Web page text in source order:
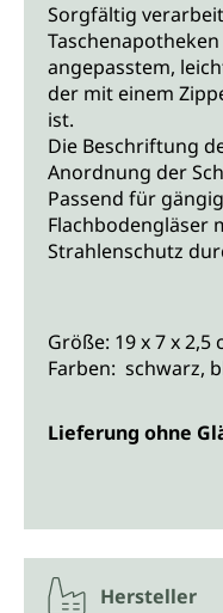
Sorgfältig
angepasstem,
der mit einem
ist.
Die Beschriftung
Anordnung der
Passend für
Flachbodengläser
Strahlenschutz
Größe: 19 x 7 x 2,5
Farben: schwarz,
Lieferung ohne
Hersteller